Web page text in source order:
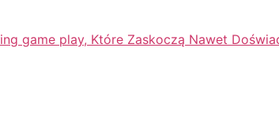
game play, Które Zaskoczą Nawet